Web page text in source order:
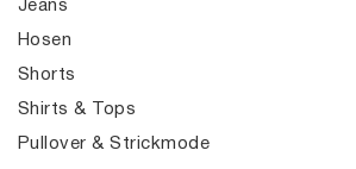
Jeans
Hosen
Shorts
Shirts & Tops
Pullover & Strickmode